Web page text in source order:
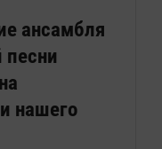
ансамбля
песни
нашего